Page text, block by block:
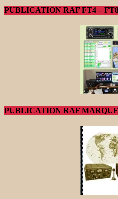
PUBLICATION RAF FT4 –
PUBLICATION RAF